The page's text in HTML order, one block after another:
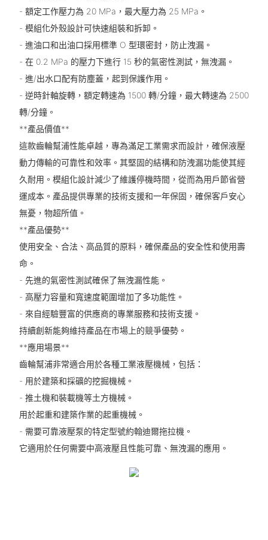
- 額定工作壓力為 20 MPa，最大壓力為 25 MPa。
- 模組化外殼設計可快速組裝和拆卸。
- 進油口和出油口採用標準 O 型環密封，防止洩漏。
- 在 0.2 MPa 的壓力下進行 15 秒的氣密性測試，無洩漏。
- 進/出水口配有防塵蓋，起到保護作用。
- 逆時針軸旋轉，額定轉速為 1500 轉/分鐘，最大轉速為 2500
轉/分鐘。
**產品價值**
這款齒輪幫浦性能卓越，專為滿足工業需求而設計，確保液壓
動力傳輸的可靠性和效率。其堅固的結構和防洩漏功能使其經
久耐用。模組化設計減少了維護停機時間，從而為用戶節省營
運成本。產品提供專業的技術支援和一年保固，確保客戶安心
無憂，物超所值。
**產品優勢**
使用安全、合法、高品質的原料，確保產品的安全性和使用壽
命。
- 先進的氣密性測試確保了無洩漏性能。
- 高壓力容量和寬速度範圍增加了多功能性。
- 來自經驗豐富的供應商的專業服務和技術支援。
持續創新能夠維持產品在市場上的競爭優勢。
**應用場景**
齒輪幫浦非常適合用於各種工業液壓機械，包括：
- 用於建築和採礦的挖掘機械。
- 推土機和裝載機等土方機械。
用於起重和建築作業的起重機械。
- 需要可靠液壓泵的特定型號約翰迪爾拖拉機。
它適用於任何需要中高液壓且性能可靠、無洩漏的應用。